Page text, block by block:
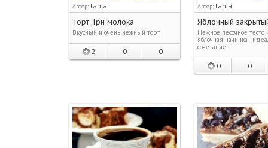
Автор: tania
Торт Три молока
Вкусный и очень нежный торт
2 0 0
Автор: tania
Яблочный
Нежное песочное тесто
яблочная начинка -
сочетание!
0 0